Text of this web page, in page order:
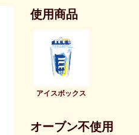
使用商品
アイスボックス
オーブン不使用